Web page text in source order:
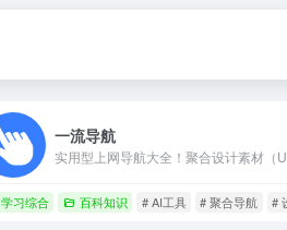
一流导航
学习综合 百科知识 # AI工具 # 聚合导航 #